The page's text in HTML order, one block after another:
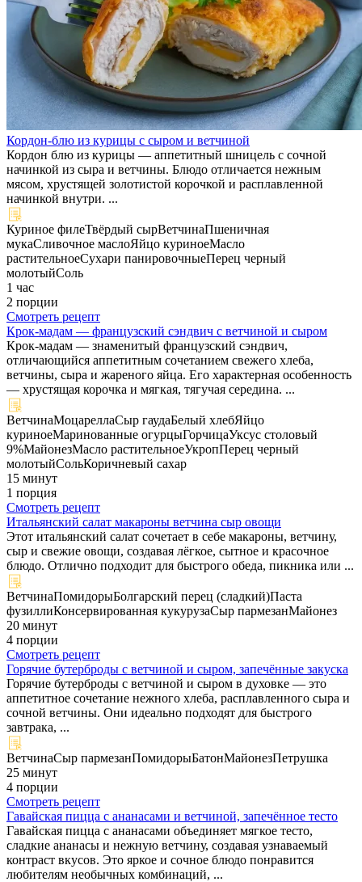
Кордон-блю из курицы с сыром и ветчиной
Кордон блю из курицы — аппетитный шницель с сочной
начинкой из сыра и ветчины. Блюдо отличается нежным
мясом, хрустящей золотистой корочкой и расплавленной
начинкой внутри. ...
Куриное филеТвёрдый сырВетчинаПшеничная
мукаСливочное маслоЯйцо куриноеМасло
растительноеСухари панировочныеПерец черный
молотыйСоль
1 час
2 порции
Смотреть рецепт
Крок-мадам — французский сэндвич с ветчиной и сыром
Крок-мадам — знаменитый французский сэндвич,
отличающийся аппетитным сочетанием свежего хлеба,
ветчины, сыра и жареного яйца. Его характерная особенность
— хрустящая корочка и мягкая, тягучая середина. ...
ВетчинаМоцареллаСыр гаудаБелый хлебЯйцо
куриноеМаринованные огурцыГорчицаУксус столовый
9%МайонезМасло растительноеУкропПерец черный
молотыйСольКоричневый сахар
15 минут
1 порция
Смотреть рецепт
Итальянский салат макароны ветчина сыр овощи
Этот итальянский салат сочетает в себе макароны, ветчину,
сыр и свежие овощи, создавая лёгкое, сытное и красочное
блюдо. Отлично подходит для быстрого обеда, пикника или ...
ВетчинаПомидорыБолгарский перец (сладкий)Паста
фузиллиКонсервированная кукурузаСыр пармезанМайонез
20 минут
4 порции
Смотреть рецепт
Горячие бутерброды с ветчиной и сыром, запечённые закуска
Горячие бутерброды с ветчиной и сыром в духовке — это
аппетитное сочетание нежного хлеба, расплавленного сыра и
сочной ветчины. Они идеально подходят для быстрого
завтрака, ...
ВетчинаСыр пармезанПомидорыБатонМайонезПетрушка
25 минут
4 порции
Смотреть рецепт
Гавайская пицца с ананасами и ветчиной, запечённое тесто
Гавайская пицца с ананасами объединяет мягкое тесто,
сладкие ананасы и нежную ветчину, создавая узнаваемый
контраст вкусов. Это яркое и сочное блюдо понравится
любителям необычных комбинаций, ...